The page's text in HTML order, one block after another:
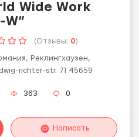
Wide Work
W”
(Отзывы: 0)
Реклингхаузен,
richter-str. 71 45659
363 0
Написать